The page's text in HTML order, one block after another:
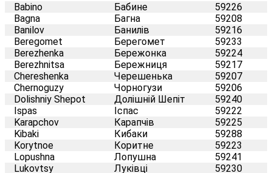
Babino Бабине
59226
Bagna
Багна
59208
Banilov
Банилів
59216
Beregomet
Берегомет
59233
Berezhenka
Бережонка
59224
Berezhnitsa
Бережниця
59217
Chereshenka
Черешенька
59207
Chernoguzy
Чорногузи
59206
Dolishniy Shepot
Долішній Шепіт
59240
Ispas
Іспас
59222
Karapchov
Карапчів
59225
Kibaki
Кибаки
59288
Korytnoe
Коритне
59223
Lopushna
Лопушна
59241
Lukovtsy
Луківці
59230